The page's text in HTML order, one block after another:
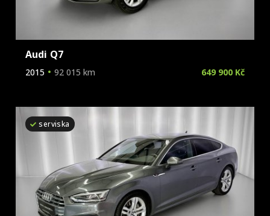
Audi Q7
2015 92 015 km 649 900 Kč
serviska